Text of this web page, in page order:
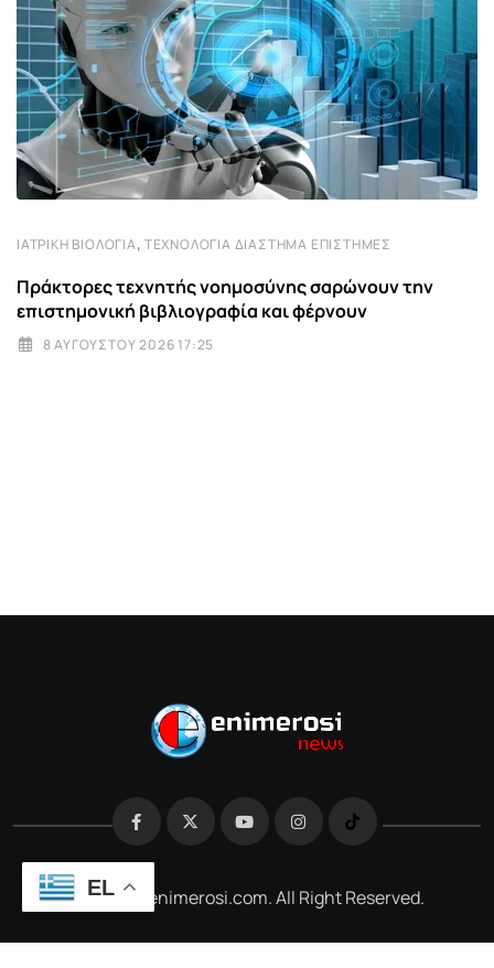
ΙΑΤΡΙΚΉ ΒΙΟΛΟΓΊΑ, ΤΕΧΝΟΛΟΓΊΑ ΔΙΆΣΤΗΜΑ ΕΠΙΣΤΉΜΕΣ
Πράκτορες τεχνητής νοημοσύνης σαρώνουν την
επιστημονική βιβλιογραφία και φέρνουν
8 ΑΥΓΟΎΣΤΟΥ 2026 17:25
@2026 e-enimerosi.com. All Right Reserved.
EL